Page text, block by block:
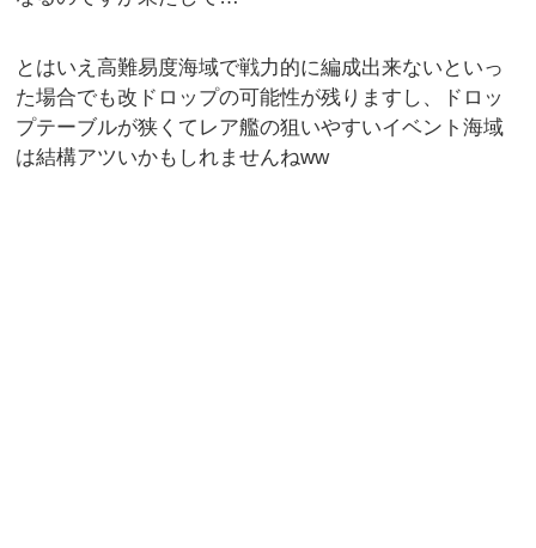
とはいえ高難易度海域で戦力的に編成出来ないといっ
た場合でも改ドロップの可能性が残りますし、ドロッ
プテーブルが狭くてレア艦の狙いやすいイベント海域
は結構アツいかもしれませんねww